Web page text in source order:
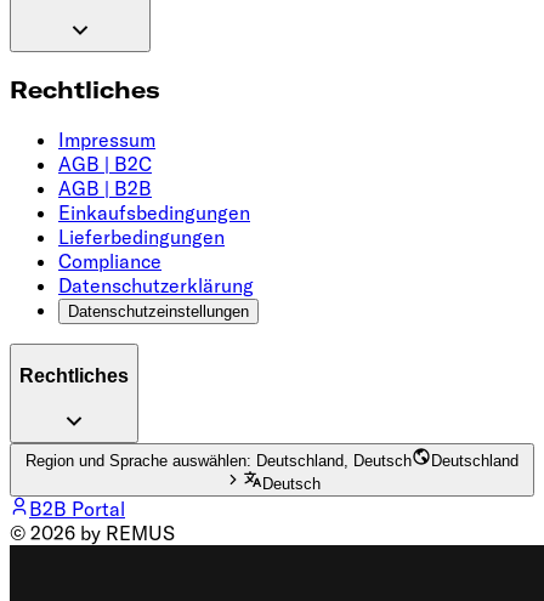
Rechtliches
Impressum
AGB | B2C
AGB | B2B
Einkaufsbedingungen
Lieferbedingungen
Compliance
Datenschutzerklärung
Datenschutzeinstellungen
Rechtliches
Region und Sprache auswählen: Deutschland, Deutsch
Deutschland
Deutsch
B2B Portal
© 2026 by REMUS